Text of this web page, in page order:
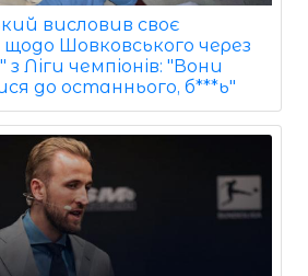
висловив своє
Шовковського через
Ліги чемпіонів: "Вони
до останнього, б***ь"